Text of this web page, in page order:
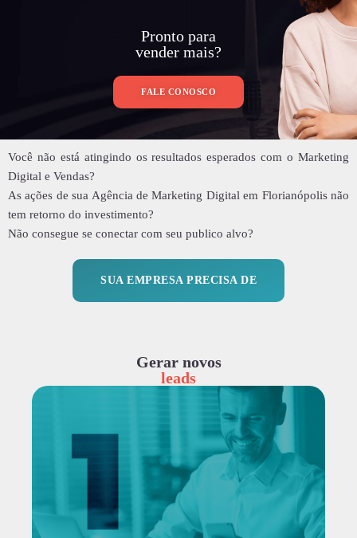
Pronto para
vender mais?
FALE CONOSCO
Você não está atingindo os resultados esperados com o Marketing
Digital e Vendas?
As ações de sua Agência de Marketing Digital em Florianópolis não
tem retorno do investimento?
Não consegue se conectar com seu publico alvo?
SUA EMPRESA PRECISA DE
Gerar novos
leads